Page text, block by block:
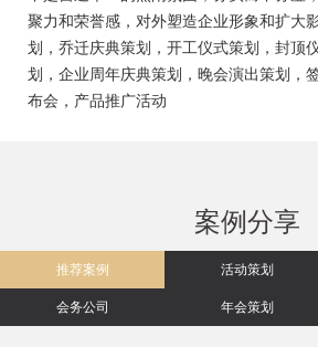
成都奠基仪式策划、成都签约仪式策
策划、成都揭牌仪式策划、成都颁奖
聚力和荣誉感，对外塑造企业形象和扩大
划，乔迁庆典策划，开工仪式策划，封顶
划，企业周年庆典策划，晚会演出策划，
布会，产品推广活动
案例分享
推荐案例 活动策划
会务公司
年会策划